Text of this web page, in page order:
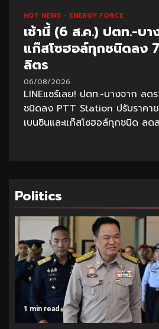
HOT NEWS ENERGY FORCE
เช้านี้ (6 ส.ค.) ปตท.-บา
แก๊สโซฮอล์ทุกชนิดลง
ลิตร
06/08/2026
LINEแชร์เลย! ปตท.-บางจาก ลด
ชนิดลง PTT Station ปรับราคา
เบนซินและแก๊สโซฮอล์ทุกชนิด ลด
Politics
1 min read